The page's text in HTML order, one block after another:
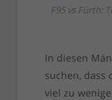
F95 vs Fürth:
In diesen
suchen, dass
viel zu